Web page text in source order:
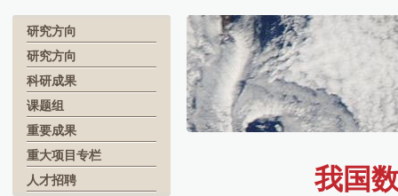
研究方向
研究方向
科研成果
课题组
重要成果
重大项目专栏
人才招聘
我国